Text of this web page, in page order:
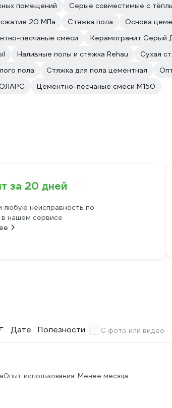
помещений
Серые совместимые с
20 МПа Стяжка пола
Основа
песчаные смеси
Керамогранит Серый
Наливные полы и стяжка Rehau
Сухая
пола Стяжка для пола цементная
Цементно-песчаные смеси М150
за 20 дней
любую неисправность по
в нашем сервисе
Дате Полезности С фото или видео
Опыт использования: Менее месяца